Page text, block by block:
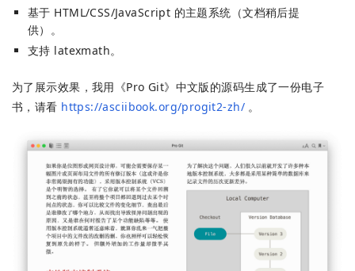
基于 HTML/CSS/JavaScript 的主题系统（文档稍后提
供）。
支持 latexmath。
为了展示效果，我用《Pro Git》中文版的源码生成了一份电子
书，请看 https://asciibook.org/progit2-zh/。